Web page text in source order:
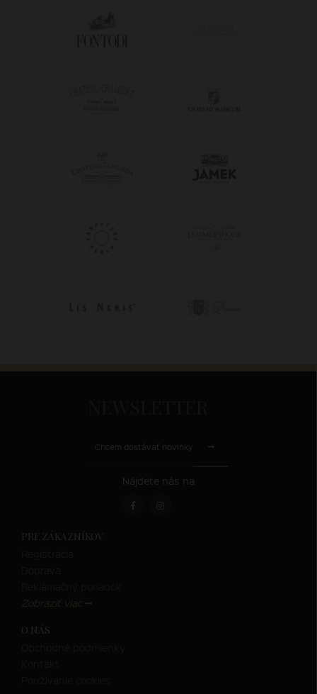
Chcem dostávať novinky
Nájdete nás na
PRE ZÁKAZNÍKOV
O NÁS